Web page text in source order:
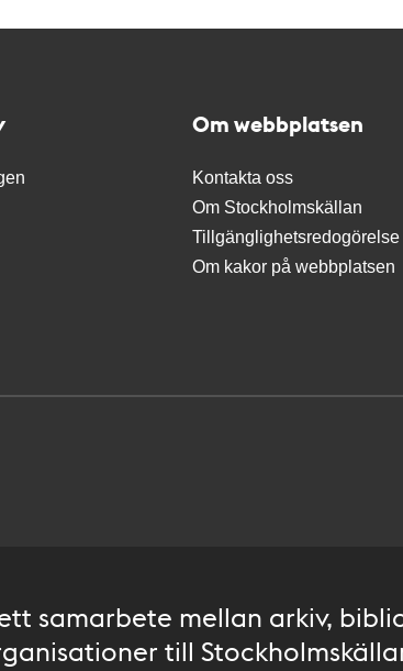
Om webbplatsen
Kontakta oss
Om Stockholmskällan
Tillgänglighetsredogörelse
Om kakor på webbplatsen
samarbete mellan arkiv,
till